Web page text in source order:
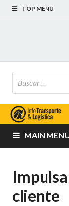
TOP MENU
MAIN MENU
cliente